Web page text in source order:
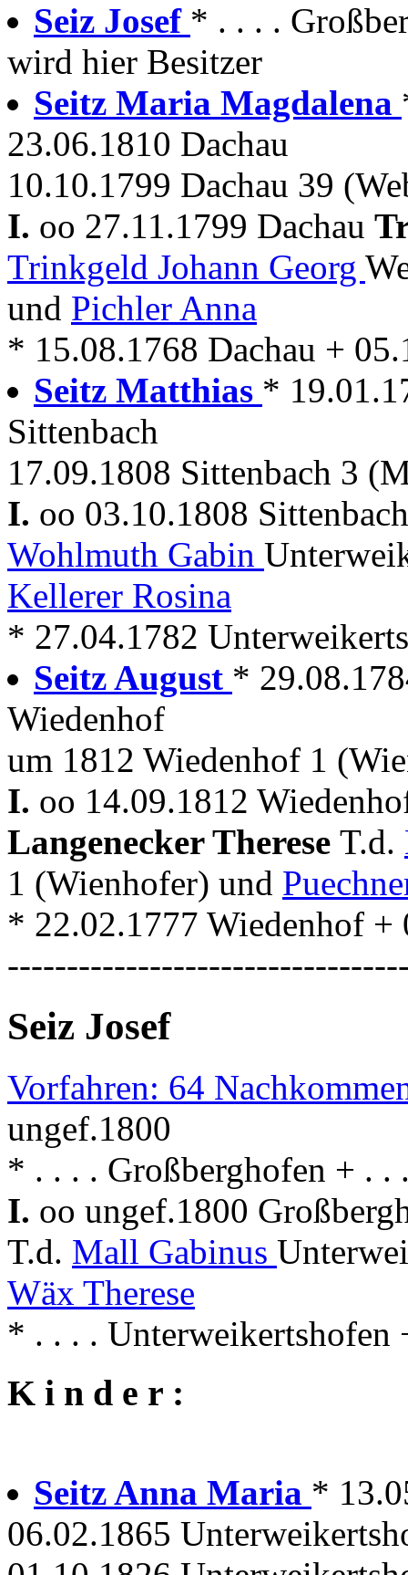
Seiz Josef * . . . .
wird hier Besitzer
Seitz Maria Magdalena
23.06.1810 Dachau
10.10.1799 Dachau 39
I. oo 27.11.1799 Dachau
Trinkgeld Johann Georg
und Pichler Anna
* 15.08.1768 Dachau +
Seitz Matthias *
Sittenbach
17.09.1808 Sittenbach 3
I. oo 03.10.1808
Wohlmuth Gabin
Kellerer Rosina
* 27.04.1782
Seitz August *
Wiedenhof
um 1812 Wiedenhof 1
I. oo 14.09.1812
Langenecker Therese T.d.
1 (Wienhofer) und
* 22.02.1777 Wiedenhof +
Seiz Josef
Vorfahren: 64
ungef.1800
* . . . . Großberghofen + . .
I. oo ungef.1800
T.d. Mall Gabinus
Wäx Therese
* . . . . Unterweikertshofen
K i n d e r :
Seitz Anna Maria *
06.02.1865